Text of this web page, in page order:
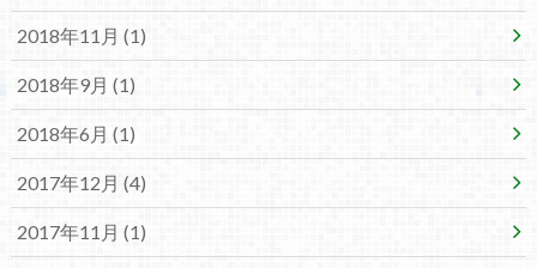
2018年11月 (1)
2018年9月 (1)
2018年6月 (1)
2017年12月 (4)
2017年11月 (1)